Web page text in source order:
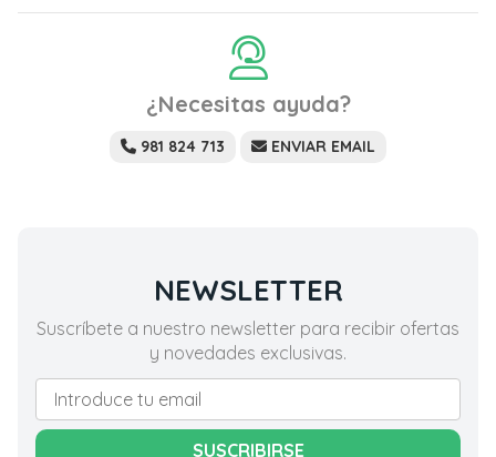
¿Necesitas ayuda?
981 824 713 ENVIAR EMAIL
NEWSLETTER
Suscríbete a nuestro newsletter para recibir ofertas
y novedades exclusivas.
SUSCRIBIRSE